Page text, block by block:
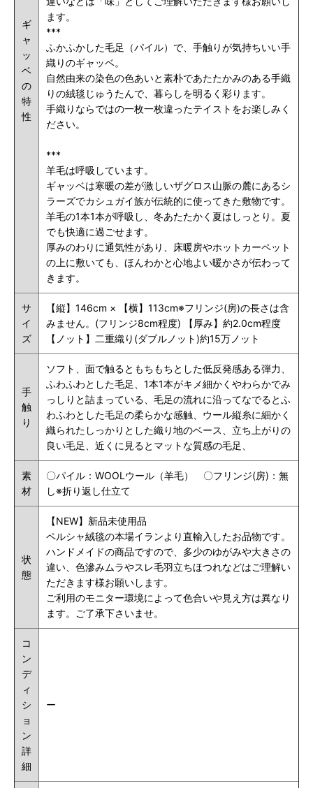
ギ
ャ
ッ
ベ
の
特
性
ます。
***
ふかふかした毛足（パイル）で、手触りが気持ちいい手
織りのギャッベ。
自然由来の染色の色あいと素朴であたたかみのある手織
りの絨毯じゅうたんで、暮らしを明るく彩ります。
手織りならではの一枚一枚違ったテイストをお楽しみく
ださい。
***
羊毛は呼吸しています。
ギャッベは寒暖の差が激しいザグロス山脈の麓にあるシ
ラーズでカシュガイ族が伝統的に使ってきた敷物です。
羊毛の1本1本が呼吸し、冬あたたかく夏はしっとり。夏
でも快適に過ごせます。
厚みのわりに通気性があり、床暖房やホットカーペット
の上に敷いても、ほんわかと心地よい暖かさが伝わって
きます。
サ
イ
ズ
【縦】146cm × 【横】113cm※フリンジ(房)の長さは含
みません。 (フリンジ8cm程度) 【厚み】約2.0cm程度
【ノット】二重織り(ダブルノット)約15万ノット
手
触
り
ソフト、 面で触るともちもちとした低反発感ある弾力、
ふわふわとした毛足、1本1本がキメ細かくやわらかでみ
っしりと詰まっている、毛足の流れに沿ってなでるとふ
わふわとした毛足の柔らかな感触、ウール縦糸に細かく
織られた しっかりとした織り地のベース、 立ち上がりの
良い毛足、近くに見るとマットな質感の毛足、
素
材
〇パイル：WOOLウール（羊毛） 〇フリンジ(房)：無
し※折り返し仕立て
状
態
【NEW】新品未使用品
ペルシャ絨毯の本場イランより直輸入したお品物です。
ハンドメイドの商品ですので、多少のゆがみや大きさの
違い、色滲みムラやスレ毛羽立ちほつれなどはご理解い
ただきます様お願いします。
ご利用のモニター環境によって色合いや見え方は異なり
ます。ご了承下さいませ。
コ
ン
デ
ィ
シ
ョ
ン
詳
細
ー